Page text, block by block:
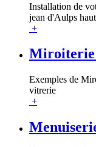
Installation de
jean d'Aulps
+
Exemples de
vitrerie
+